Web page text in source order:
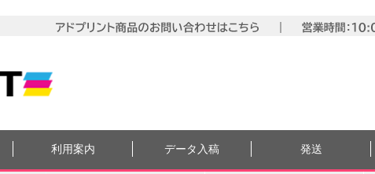
利用案内 データ入稿 発送